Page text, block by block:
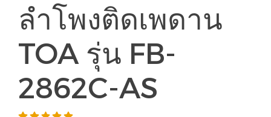
ลำโพงติดเพดาน
TOA รุ่น FB-
2862C-AS